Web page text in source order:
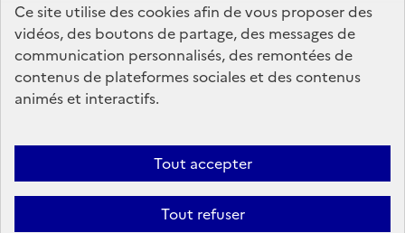
Ce site utilise des cookies afin de vous proposer des
vidéos, des boutons de partage, des messages de
communication personnalisés, des remontées de
contenus de plateformes sociales et des contenus
animés et interactifs.
Tout accepter
Tout refuser
legifrance.gouv.fr
info.gouv.fr
service-public.gouv.fr
data.gouv.fr
Nous contacter Mentions légales
Accessibilité : partiellement
Politique d’utilisation des témoins de connexion (cookies)
Politique générale de protection des données